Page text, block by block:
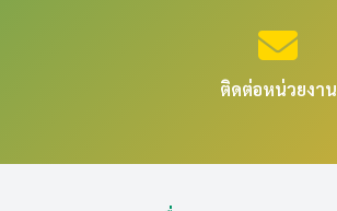
ติดต่อหน่วยงาน